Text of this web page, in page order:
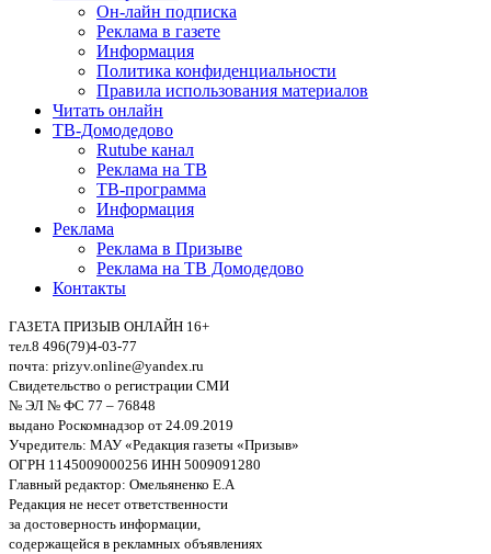
Он-лайн подписка
Реклама в газете
Информация
Политика конфиденциальности
Правила использования материалов
Читать онлайн
ТВ-Домодедово
Rutube канал
Реклама на ТВ
ТВ-программа
Информация
Реклама
Реклама в Призыве
Реклама на ТВ Домодедово
Контакты
ГАЗЕТА ПРИЗЫВ ОНЛАЙН 16+
тел.8 496(79)4-03-77
почта: prizyv.online@yandex.ru
Свидетельство о регистрации СМИ
№ ЭЛ № ФС 77 – 76848
выдано Роскомнадзор от 24.09.2019
Учредитель: МАУ «Редакция газеты «Призыв»
ОГРН 1145009000256 ИНН 5009091280
Главный редактор: Омельяненко Е.А
Редакция не несет ответственности
за достоверность информации,
содержащейся в рекламных объявлениях